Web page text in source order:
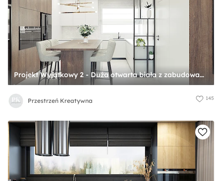
Projekt Wyjątkowy 2 - Duża otwarta biała z zabudowaną lodówką z lodówką wolnostojącą kuchnia w kształcie litery u z wyspą lub półwyspem z oknem, styl nowoczesny - zdjęcie od Przestrzeń Kreatywna
Przestrzeń Kreatywna 145